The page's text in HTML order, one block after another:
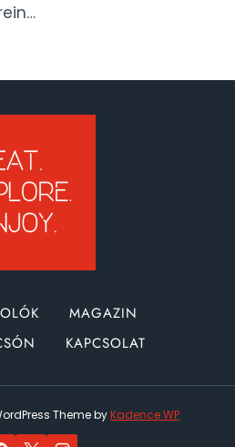
MAGAZIN
KAPCSOLAT
Theme byKadence WP